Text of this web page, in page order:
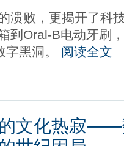
溃败，更揭开了科
到Oral-B电动牙刷
黑洞。 阅读全文
文化热寂——